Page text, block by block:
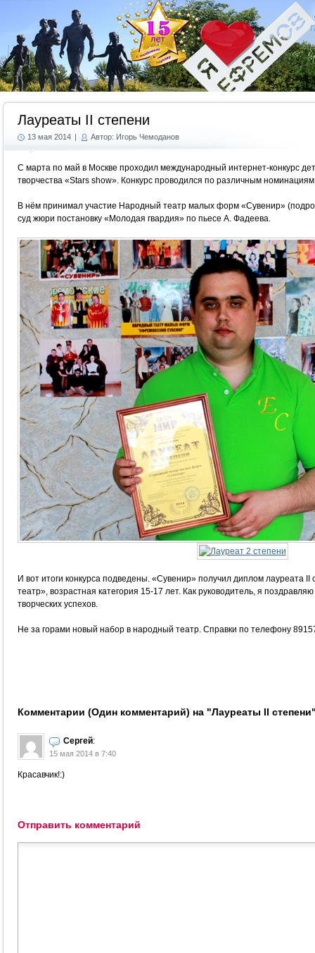
Лауреаты II степени
13 мая 2014 | Автор: Игорь Чемоданов
С марта по май в Москве проходил международный интернет-конкурс
творчества «Stars show». Конкурс проводился по различным
В нём принимал участие Народный театр малых форм «Сувенир»
суд жюри постановку «Молодая гвардия» по пьесе А. Фадеева.
И вот итоги конкурса подведены. «Сувенир» получил диплом лауреата
театр», возрастная категория 15-17 лет. Как руководитель, я
творческих успехов.
Не за горами новый набор в народный театр. Справки по телефону
Комментарии (Один комментарий) на "Лауреаты II
Сергей:
15 мая 2014 в 7:40
Красавчик!:)
Отправить комментарий